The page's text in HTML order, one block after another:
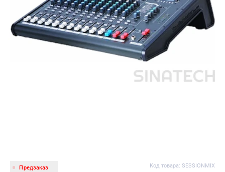
Предзаказ Код товара: SESSIONMIX